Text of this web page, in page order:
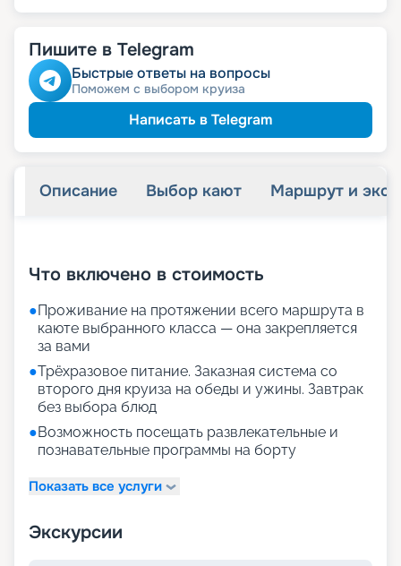
Пишите в Telegram
Быстрые ответы на вопросы
Поможем с выбором круиза
Написать в Telegram
Описание Выбор кают Маршрут и
Что включено в стоимость
●Проживание на протяжении всего маршрута в
каюте выбранного класса — она закрепляется
за вами
●Трёхразовое питание. Заказная система со
второго дня круиза на обеды и ужины. Завтрак
без выбора блюд
●Возможность посещать развлекательные и
познавательные программы на борту
Показать все услуги
Экскурсии